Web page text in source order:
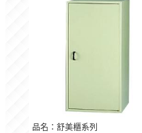
品名：舒美櫃系列